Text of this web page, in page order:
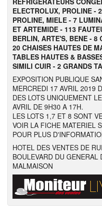
ELECTROLUX, PROLINE -
PROLINE, MIELE - 7
ET ARTEMIDE - 113
BERLIN, ARTE'S, BENE - 8
20 CHAISES HAUTES DE
TABLES HAUTES &
SIMILI CUIR - 2 GRANDS
EXPOSITION PUBLIQUE
MERCREDI 17 AVRIL 2019
DES LOTS UNIQUEMENT
AVRIL DE 9H30 A 17H.
LES LOTS 1,7 ET 8 SONT
VOIR LA FICHE MATERIEL
POUR PLUS
HOTEL DES VENTES DE
BOULEVARD DU
MALMAISON